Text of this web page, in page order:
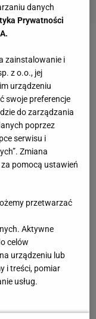
Obie
i 13
sportem
chłodniej niż
i kurtki. Jak to
turniejów
Dlaczego
godnym lepszej
tenisa nocną
tak
na korcie
danych
Prywatności
zainstalowanie i
z o.o., jej
urządzeniu
swoje preferencje
do zarządzania
poprzez
serwisu i
Zmiana
pomocą ustawień
przetwarzać
Aktywne
celów
urządzeniu lub
i treści, pomiar
usług.